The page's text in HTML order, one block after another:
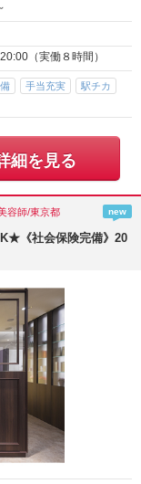
（実働８時間）
手当充実
駅チカ
細を見る
容師/東京都 new
《社会保険完備》20